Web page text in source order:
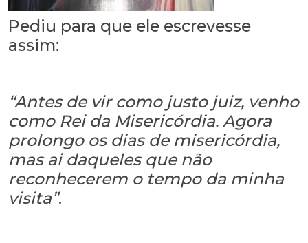
Pediu para que ele escrevesse
assim:
“Antes de vir como justo juiz, venho
como Rei da Misericórdia. Agora
prolongo os dias de misericórdia,
mas ai daqueles que não
reconhecerem o tempo da minha
visita”.